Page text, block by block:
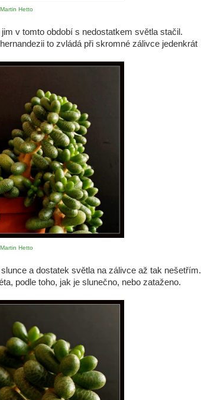
Hetto
v tomto období s nedostatkem světla stačil.
to zvládá při skromné zálivce jedenkrát
Hetto
a dostatek světla na zálivce až tak nešetřím.
podle toho, jak je slunečno, nebo zataženo.